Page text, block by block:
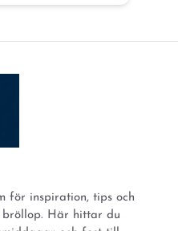
för inspiration, tips och
bröllop. Här hittar du